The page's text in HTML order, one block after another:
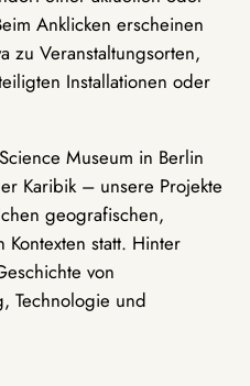
Anklicken erscheinen
zu Veranstaltungsorten,
Installationen oder
Museum in Berlin
Karibik – unsere Projekte
geografischen,
statt. Hinter
von
Technologie und